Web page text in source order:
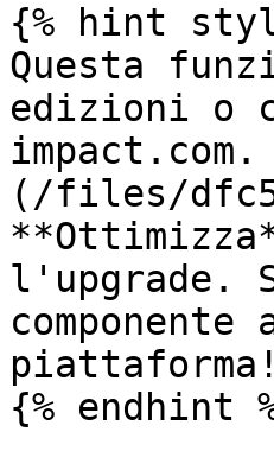
{% hint
Questa
edizioni o
(/files/
l'upgrade.
piattaforma!
{% endhint